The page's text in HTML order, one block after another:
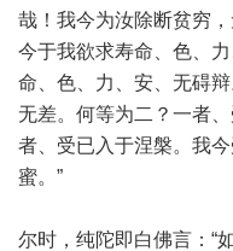
哉！我今为汝除断贫穷
今于我欲求寿命、色、
命、色、力、安、无碍
无差。何等为二？一者
者、受已入于涅槃。我
蜜。”
尔时，纯陀即白佛言：“